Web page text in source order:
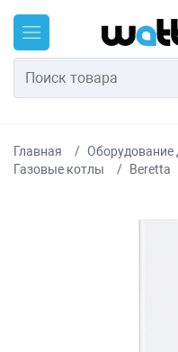
Главная
Оборудование
Газовые котлы
Beretta